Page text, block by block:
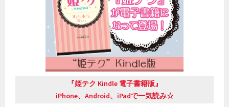
『姫テク Kindle 電子書籍版』
iPhone、Android、iPadで一気読み☆